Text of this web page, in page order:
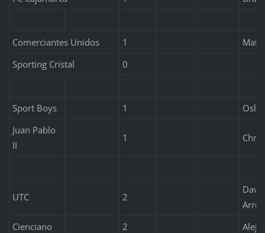
Comerciantes Unidos 1
Sporting Cristal
0
Sport Boys 1
Juan Pablo
II
1
UTC 2
Cienciano
2